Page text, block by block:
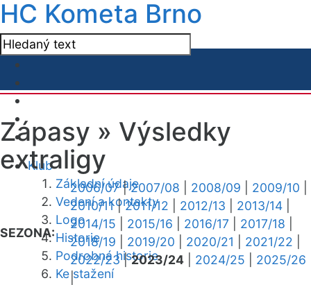
HC Kometa Brno
Klub
Základní údaje
Vedení a kontakty
Logo
Historie
Podrobná historie
Ke stažení
Zápasy » Výsledky
extraligy
SEZONA:
2006/07|2007/08 2008/09 2009/10
2010/11|2011/12 2012/13 2013/14
2014/15
2015/16 2016/17 2017/18
2018/19
2019/20 2020/21 2021/22
2022/23|2023/24 2024/25
2025/26
|